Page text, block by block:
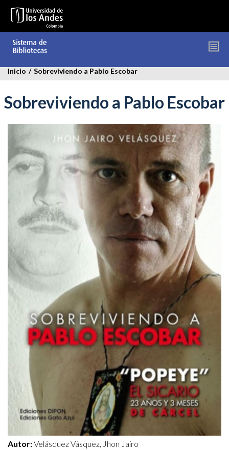
contenido
Inicio / Sobreviviendo a Pablo Escobar
Sobreviviendo a Pablo Escobar
sobreviviendo-
pablo.jpg
Autor:Velásquez Vásquez, Jhon Jairo